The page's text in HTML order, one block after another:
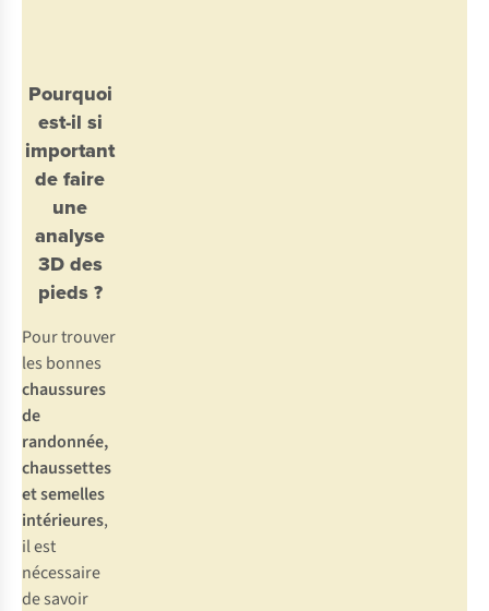
Pourquoi
est-il si
important
de faire
une
analyse
3D des
pieds ?
Pour trouver
les bonnes
chaussures
de
randonnée,
chaussettes
et semelles
intérieures,
il est
nécessaire
de savoir